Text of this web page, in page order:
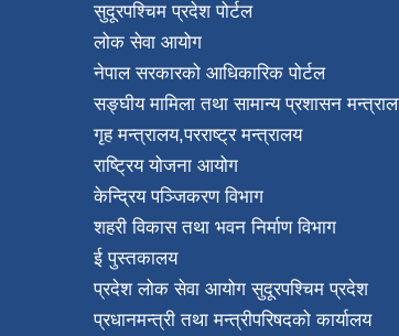
सुदूरपश्चिम प्रदेश पोर्टल
लोक सेवा आयोग
नेपाल सरकारको आधिकारिक पोर्टल
सङ्घीय मामिला तथा सामान्य प्रशासन
गृह मन्त्रालय,परराष्ट्र मन्त्रालय
राष्ट्रिय योजना आयोग
केन्द्रिय पञ्जिकरण विभाग
शहरी विकास तथा भवन निर्माण विभाग
ई पुस्तकालय
प्रदेश लोक सेवा आयोग सुदूरपश्चिम प्रदेश
प्रधानमन्त्री तथा मन्त्रीपरिषदको कार्यालय